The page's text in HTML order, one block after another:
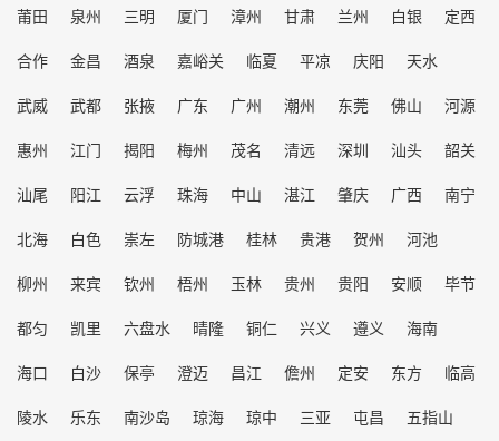
莆田
泉州 三明 厦门 漳州 甘肃 兰州 白银
定西
合作
金昌 酒泉 嘉峪关 临夏 平凉 庆阳
天水
武威
武都 张掖 广东 广州 潮州 东莞 佛山
河源
惠州
江门 揭阳 梅州 茂名 清远 深圳 汕头
韶关
汕尾
阳江 云浮 珠海 中山 湛江 肇庆 广西
南宁
北海
白色 崇左 防城港 桂林 贵港 贺州
河池
柳州
来宾 钦州 梧州 玉林 贵州 贵阳 安顺
毕节
都匀
凯里 六盘水 晴隆 铜仁 兴义 遵义
海南
海口
白沙 保亭 澄迈 昌江 儋州 定安 东方
临高
陵水
乐东 南沙岛 琼海 琼中 三亚 屯昌
五指山